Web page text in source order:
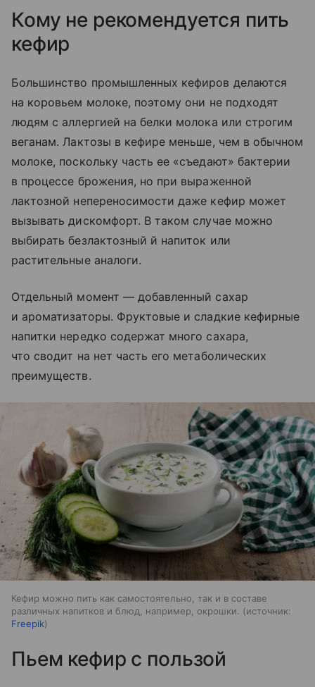
Кому не рекомендуется пить
кефир
Большинство промышленных кефиров делаются
на коровьем молоке, поэтому они не подходят
людям с аллергией на белки молока или строгим
веганам. Лактозы в кефире меньше, чем в обычном
молоке, поскольку часть ее «съедают» бактерии
в процессе брожения, но при выраженной
лактозной непереносимости даже кефир может
вызывать дискомфорт. В таком случае можно
выбирать безлактозный й напиток или
растительные аналоги.
Отдельный момент — добавленный сахар
и ароматизаторы. Фруктовые и сладкие кефирные
напитки нередко содержат много сахара,
что сводит на нет часть его метаболических
преимуществ.
Кефир можно пить как самостоятельно, так и в составе
различных напитков и блюд, например, окрошки.
источник:
Freepik
Пьем кефир с пользой